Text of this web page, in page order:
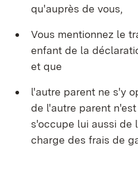
qu'auprès de vous,
Vous mentionnez le
enfant de la
et que
l'autre parent ne s'y
de l'autre parent
s'occupe lui aussi de
charge des frais de